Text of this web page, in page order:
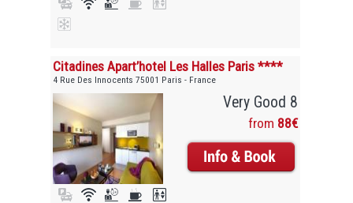
Citadines Apart’hotel Les Halles Paris ****
4 Rue Des Innocents 75001 Paris - France
Very Good 8
from 88€